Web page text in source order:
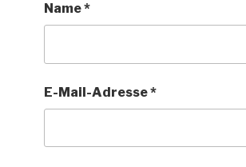
Name*
E-Mail-Adresse*